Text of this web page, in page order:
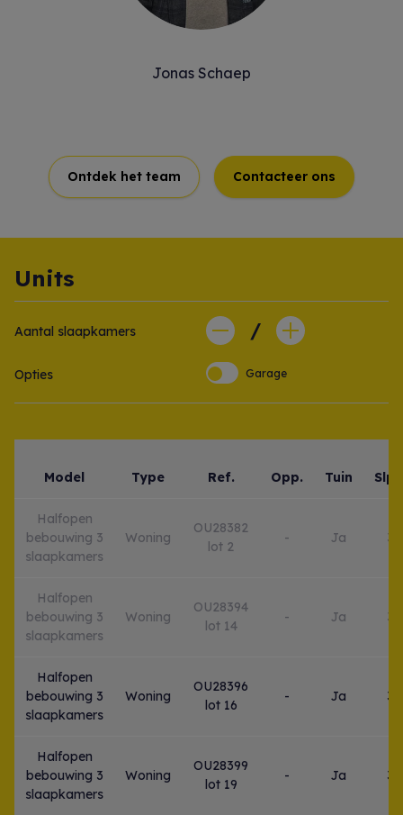
Jonas Schaep
Ontdek het team Contacteer ons
Units
Aantal slaapkamers /
Opties Garage
Model Type Ref. Opp. Tuin
Halfopen
bebouwing 3
slaapkamers
Woning
OU28382
lot 2
- Ja 3
Halfopen
bebouwing 3
slaapkamers
Woning
OU28394
lot 14
- Ja 3
Halfopen
bebouwing 3
slaapkamers
Woning
OU28396
lot 16
- Ja 3
Halfopen
bebouwing 3
slaapkamers
Woning
OU28399
lot 19
- Ja 3